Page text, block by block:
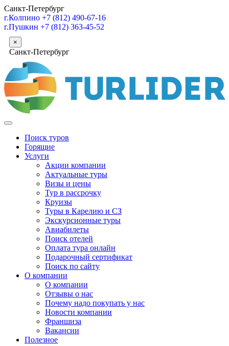
Санкт-Петербург
г.Колпино +7 (812) 490-67-16
г.Пушкин +7 (812) 363-45-52
×
Санкт-Петербург
Поиск туров
Горящие
Услуги
Акции компании
Актуальные туры
Визы и цены
Тур в рассрочку
Круизы
Туры в Карелию и СЗ
Экскурсионные туры
Авиабилеты
Поиск отелей
Оплата тура онлайн
Подарочный сертификат
Поиск по сайту
О компании
О компании
Отзывы о нас
Почему надо покупать у нас
Новости компании
Франшиза
Вакансии
Полезное